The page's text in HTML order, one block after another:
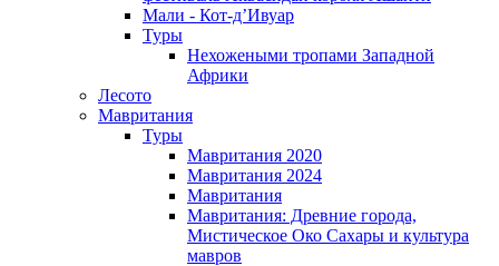
Мали - Кот-д’Ивуар
Туры
Нехожеными тропами Западной
Африки
Лесото
Мавритания
Туры
Мавритания 2020
Мавритания 2024
Мавритания
Мавритания: Древние города,
Мистическое Око Сахары и культура
мавров